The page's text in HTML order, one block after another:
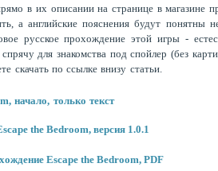
в их описании на странице в магазине
а английские пояснения будут понятны
русское прохождение этой игры -
для знакомства под спойлер (без
скачать по ссылке внизу статьи.
начало, только текст
the Bedroom, версия 1.0.1
Escape the Bedroom, PDF